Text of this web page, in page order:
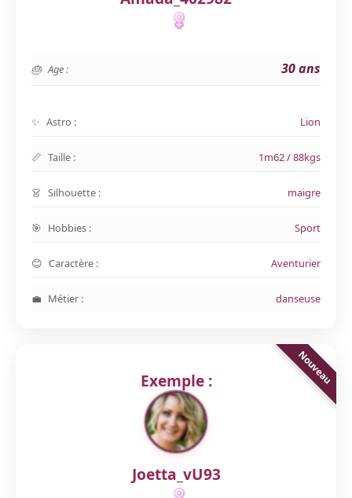
Age : 30 ans
Astro : Lion
Taille : 1m62 / 88kgs
Silhouette : maigre
Hobbies : Sport
Caractère : Aventurier
Métier : danseuse
Exemple :
Joetta_vU93